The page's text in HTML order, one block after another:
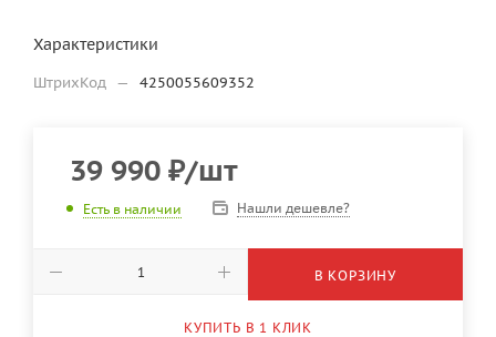
Характеристики
ШтрихКод — 4250055609352
39 990 ₽/шт
Есть в наличии Нашли дешевле?
В КОРЗИНУ
КУПИТЬ В 1 КЛИК